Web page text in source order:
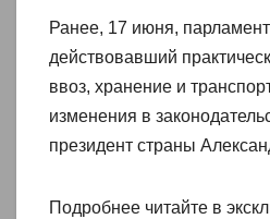
Ранее, 17 июня,
действовавший
ввоз, хранение и
изменения в
президент страны
Подробнее читайте в